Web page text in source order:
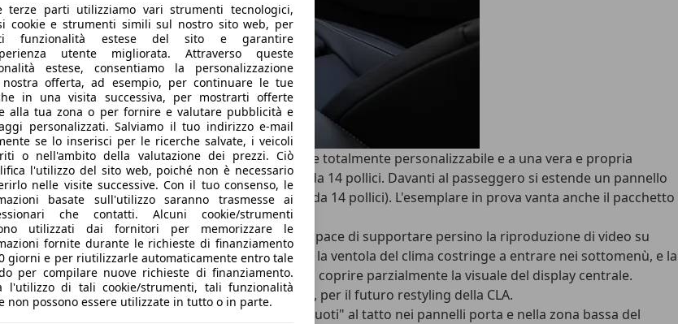
terze parti utilizziamo vari strumenti tecnologici,
cookie e strumenti simili sul nostro sito web, per
funzionalità estese del sito e garantire
utente migliorata. Attraverso queste
estese, consentiamo la personalizzazione
offerta, ad esempio, per continuare le tue
in una visita successiva, per mostrarti offerte
alla tua zona o per fornire e valutare pubblicità e
personalizzati. Salviamo il tuo indirizzo e-mail
se lo inserisci per le ricerche salvate, i veicoli
o nell'ambito della valutazione dei prezzi. Ciò
l'utilizzo del sito web, poiché non è necessario
nelle visite successive. Con il tuo consenso, le
basate sull'utilizzo saranno trasmesse ai
che contatti. Alcuni cookie/strumenti
utilizzati dai fornitori per memorizzare le
fornite durante le richieste di finanziamento
giorni e per riutilizzarle automaticamente entro tale
per compilare nuove richieste di finanziamento.
l'utilizzo di tali cookie/strumenti, tali funzionalità
non possono essere utilizzate in tutto o in parte.
wow" immediato grazie a un'illuminazione lounge totalmente personalizzabile e a una vera e propria
pollici, affiancato al centro da un maxi-schermo da 14 pollici. Davanti al passeggero si estende un pannello
a richiesta da un terzo display sempre da 14 pollici). L'esemplare in prova vanta anche il pacchetto
del noto MBUX), semplificato, fluido e capace di supportare persino la riproduzione di video su
ha sacrificato gran parte dei tasti fisici: gestire la ventola del clima costringe a entrare nei sottomenù, e la
musicale. Inoltre, le razze del volante tendono a coprire parzialmente la visuale del display centrale.
la prossima generazione di auto e, facile pensarlo, per il futuro restyling della CLA.
chiara in plancia, a dettagli più economici e "vuoti" al tatto nei pannelli porta e nella zona bassa del